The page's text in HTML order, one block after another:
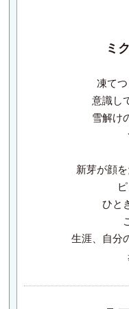
ミ
凍て
意識し
雪解け
新芽が顔
ひと
生涯、自分